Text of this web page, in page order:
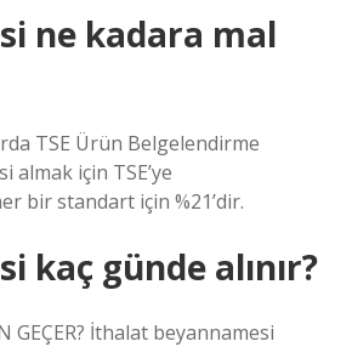
ne kadara mal
TSE Ürün Belgelendirme
almak için TSE’ye
bir standart için %21’dir.
kaç günde alınır?
GEÇER? İthalat beyannamesi